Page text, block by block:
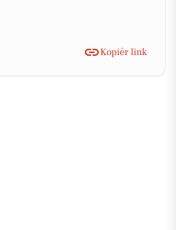
Kopiér link